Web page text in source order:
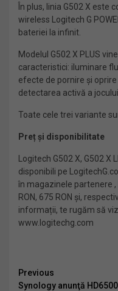
În plus, linia G502 X este
wireless Logitech G
bateriei la infinit.
Modelul G502 X PLUS
caracteristici: iluminare
efecte de pornire și
detectarea activă a jocului.
Toate cele trei variante
Preț și disponibilitate
Logitech G502 X, G502 X
disponibili pe
în magazinele partenere
RON, 675 RON și,
informații, te rugăm să
www.logitechg.com
Continue
Previous
Synology anunţă